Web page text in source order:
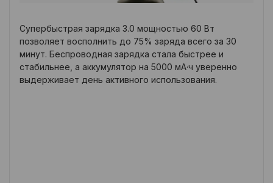
Супербыстрая зарядка 3.0 мощностью 60 Вт
позволяет восполнить до 75% заряда всего за 30
минут. Беспроводная зарядка стала быстрее и
стабильнее, а аккумулятор на 5000 мА·ч уверенно
выдерживает день активного использования.